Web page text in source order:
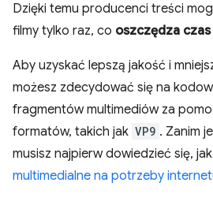
Dzięki temu producenci treści
filmy tylko raz, co oszczędza
Aby uzyskać lepszą jakość i
możesz zdecydować się na
fragmentów multimediów za
formatów, takich jak VP9 . Zanim
musisz najpierw dowiedzieć się, jak
multimedialne na potrzeby